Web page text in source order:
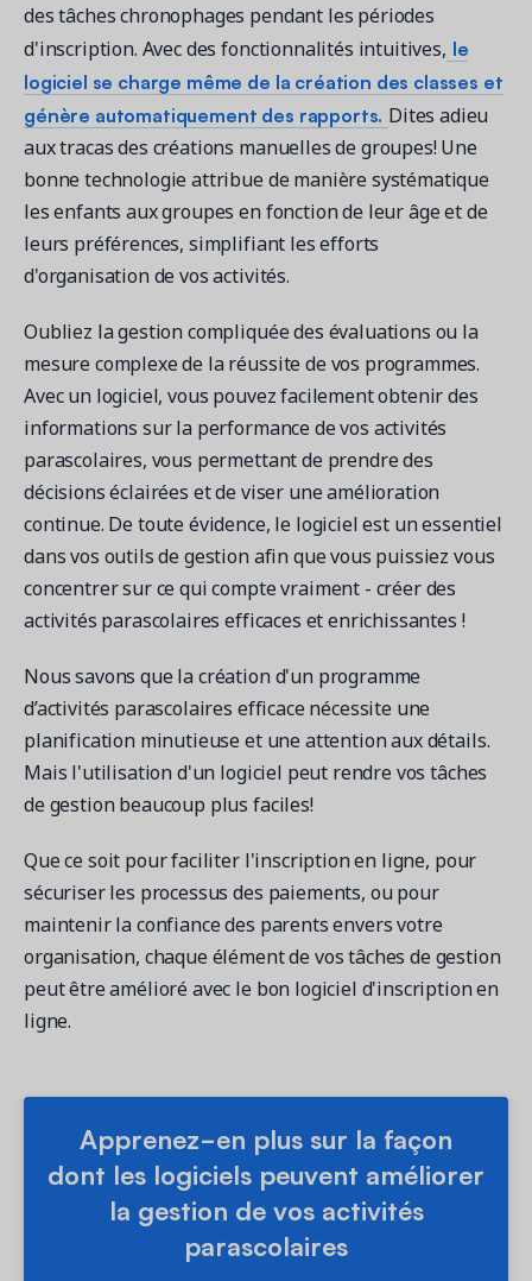
des tâches chronophages pendant les périodes
d'inscription. Avec des fonctionnalités intuitives, le
logiciel se charge même de la création des classes et
génère automatiquement des rapports. Dites adieu
aux tracas des créations manuelles de groupes! Une
bonne technologie attribue de manière systématique
les enfants aux groupes en fonction de leur âge et de
leurs préférences, simplifiant les efforts
d'organisation de vos activités.
Oubliez la gestion compliquée des évaluations ou la
mesure complexe de la réussite de vos programmes.
Avec un logiciel, vous pouvez facilement obtenir des
informations sur la performance de vos activités
parascolaires, vous permettant de prendre des
décisions éclairées et de viser une amélioration
continue. De toute évidence, le logiciel est un essentiel
dans vos outils de gestion afin que vous puissiez vous
concentrer sur ce qui compte vraiment - créer des
activités parascolaires efficaces et enrichissantes !
Nous savons que la création d'un programme
d’activités parascolaires efficace nécessite une
planification minutieuse et une attention aux détails.
Mais l'utilisation d'un logiciel peut rendre vos tâches
de gestion beaucoup plus faciles!
Que ce soit pour faciliter l'inscription en ligne, pour
sécuriser les processus des paiements, ou pour
maintenir la confiance des parents envers votre
organisation, chaque élément de vos tâches de gestion
peut être amélioré avec le bon logiciel d'inscription en
ligne.
Apprenez-en plus sur la façon
dont les logiciels peuvent améliorer
la gestion de vos activités
parascolaires